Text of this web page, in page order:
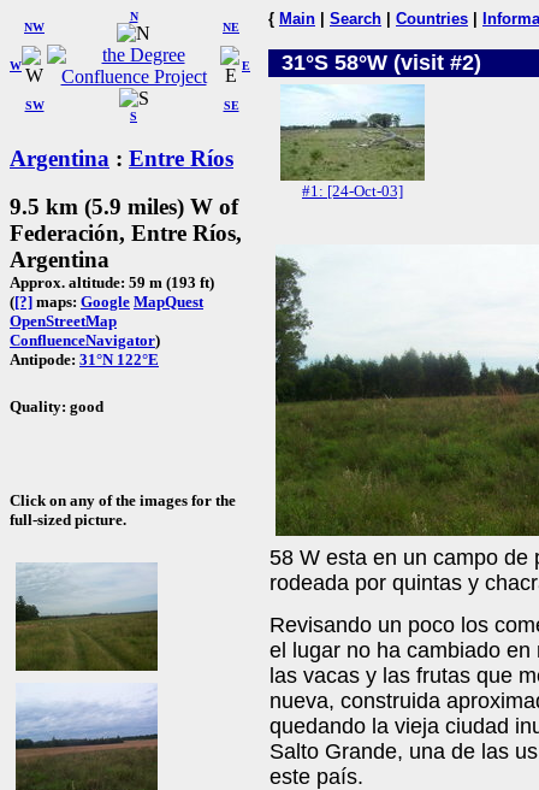
W
NW
N
NE
SW
S
SE
E
Argentina : Entre Ríos
9.5 km (5.9 miles) W of
Federación, Entre Ríos,
Argentina
Approx. altitude: 59 m (193 ft)
([?] maps: Google MapQuest
OpenStreetMap
ConfluenceNavigator)
Antipode: 31°N 122°E
Quality: good
Click on any of the images for the
full-sized picture.
{ Main Search Countries
31°S 58°W (visit #2)
#1: [24-Oct-03]
58 W esta en un campo de
rodeada por quintas y
Revisando un poco los
el lugar no ha cambiado
las vacas y las frutas que
nueva, construida
quedando la vieja ciudad
Salto Grande, una de las
este país.